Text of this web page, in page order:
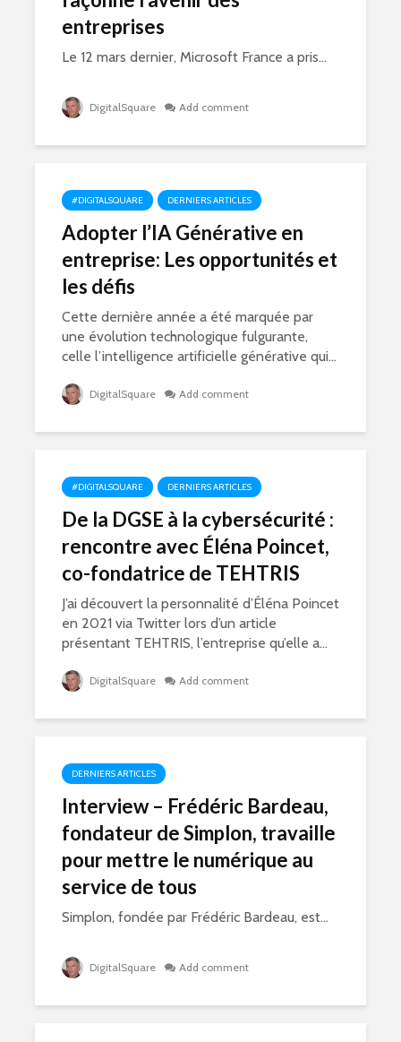
entreprises
Le 12 mars dernier, Microsoft France a pris...
DigitalSquare Add comment
#DIGITALSQUARE DERNIERS ARTICLES
Adopter l’IA Générative en
entreprise: Les opportunités et
les défis
Cette dernière année a été marquée par
une évolution technologique fulgurante,
celle l’intelligence artificielle générative qui...
DigitalSquare Add comment
#DIGITALSQUARE DERNIERS ARTICLES
De la DGSE à la cybersécurité :
rencontre avec Éléna Poincet,
co-fondatrice de TEHTRIS
J’ai découvert la personnalité d’Éléna Poincet
en 2021 via Twitter lors d’un article
présentant TEHTRIS, l’entreprise qu’elle a...
DigitalSquare Add comment
DERNIERS ARTICLES
Interview – Frédéric Bardeau,
fondateur de Simplon, travaille
pour mettre le numérique au
service de tous
Simplon, fondée par Frédéric Bardeau, est...
DigitalSquare Add comment